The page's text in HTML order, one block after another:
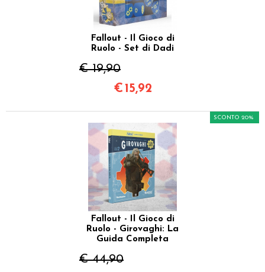
Fallout - Il Gioco di
Ruolo - Set di Dadi
€ 19,90
€ 15,92
Fallout - Il Gioco di
Ruolo - Girovaghi: La
Guida Completa
€ 44,90
SCONTO 20%